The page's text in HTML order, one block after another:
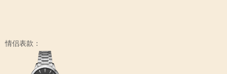
情侣表款：